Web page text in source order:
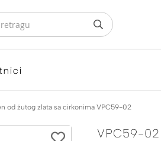
od žutog zlata sa cirkonima VPC59-02
VPC59-02